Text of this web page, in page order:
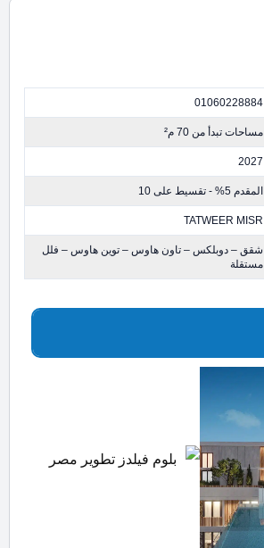
01060228884
مساحات تبدأ من 70 م²
2027
المقدم 5% - تقسيط على 10
TATWEER MISR
شقق – دوبلكس – تاون هاوس – توين هاوس – فلل
مستقلة